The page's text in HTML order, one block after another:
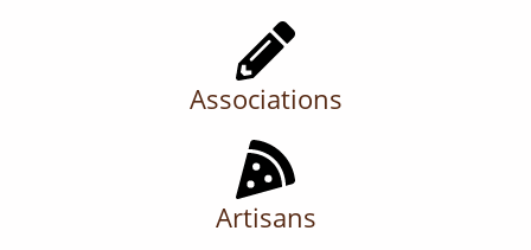
Associations
Artisans